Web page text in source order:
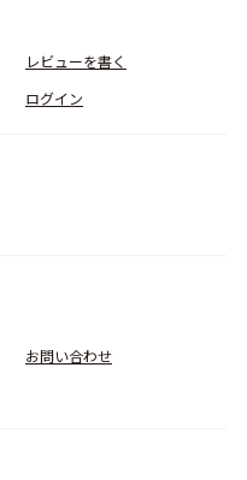
レビューを書く
ログイン
お問い合わせ